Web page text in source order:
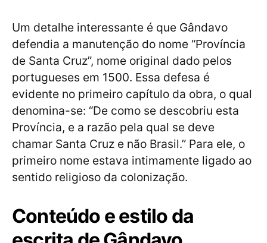
Um detalhe interessante é que Gândavo
defendia a manutenção do nome “Província
de Santa Cruz”, nome original dado pelos
portugueses em 1500. Essa defesa é
evidente no primeiro capítulo da obra, o qual
denomina-se: “De como se descobriu esta
Província, e a razão pela qual se deve
chamar Santa Cruz e não Brasil.” Para ele, o
primeiro nome estava intimamente ligado ao
sentido religioso da colonização.
Conteúdo e estilo da